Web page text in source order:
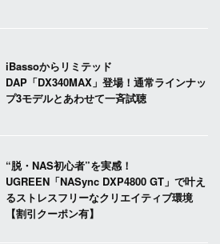
iBassoからリミテッド
DAP「DX340MAX」登場！通常ラインナッ
プ3モデルとあわせて一斉試聴
“脱・NAS初心者”を実感！
UGREEN「NASync DXP4800 GT」で叶え
るストレスフリーなクリエイティブ環境
【割引クーポン有】